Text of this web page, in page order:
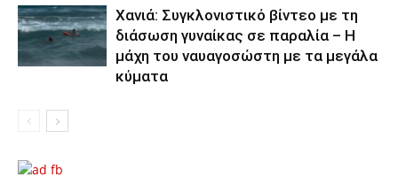
Χανιά: Συγκλονιστικό βίντεο με τη
διάσωση γυναίκας σε παραλία – Η
μάχη του ναυαγοσώστη με τα μεγάλα
κύματα